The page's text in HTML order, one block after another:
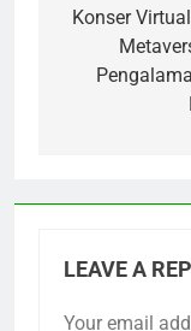
navigation
Konser
LEAVE A
Your email